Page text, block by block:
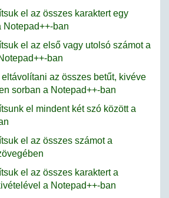
el az összes karaktert egy
Notepad++-ban
el az első vagy utolsó számot a
ban
az összes betűt, kivéve
sorban a Notepad++-ban
el mindent két szó között a
el az összes számot a
el az összes karaktert a
a Notepad++-ban